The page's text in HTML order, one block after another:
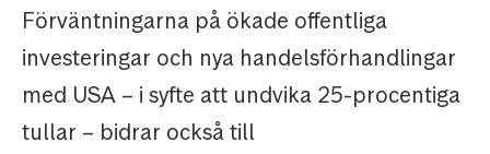
Förväntningarna på ökade offentliga
investeringar och nya handelsförhandlingar
med USA – i syfte att undvika 25-procentiga
tullar – bidrar också till